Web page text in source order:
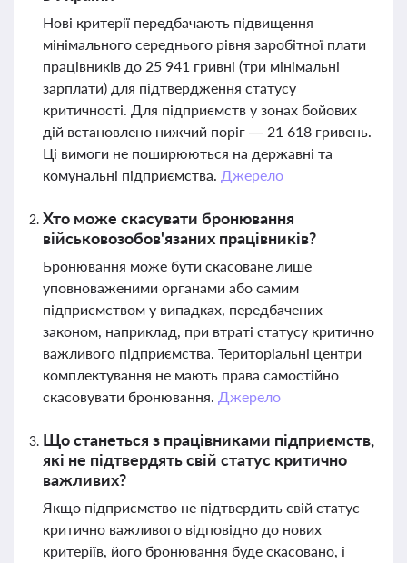
Нові критерії передбачають підвищення
мінімального середнього рівня заробітної плати
працівників до 25 941 гривні (три мінімальні
зарплати) для підтвердження статусу
критичності. Для підприємств у зонах бойових
дій встановлено нижчий поріг — 21 618 гривень.
Ці вимоги не поширюються на державні та
комунальні підприємства. Джерело
Хто може скасувати бронювання
військовозобов'язаних працівників?
Бронювання може бути скасоване лише
уповноваженими органами або самим
підприємством у випадках, передбачених
законом, наприклад, при втраті статусу критично
важливого підприємства. Територіальні центри
комплектування не мають права самостійно
скасовувати бронювання. Джерело
Що станеться з працівниками підприємств,
які не підтвердять свій статус критично
важливих?
Якщо підприємство не підтвердить свій статус
критично важливого відповідно до нових
критеріїв, його бронювання буде скасовано, і